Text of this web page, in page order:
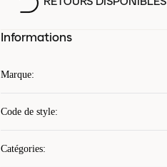
Informations
Marque:
Code de style:
Catégories: